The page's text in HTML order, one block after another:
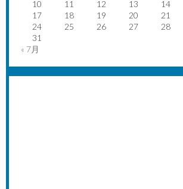
10
11 12 13 14
17
18 19 20 21
24
25 26 27 28
31
« 7月